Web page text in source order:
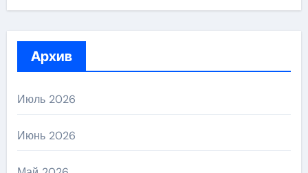
Архив
Июль 2026
Июнь 2026